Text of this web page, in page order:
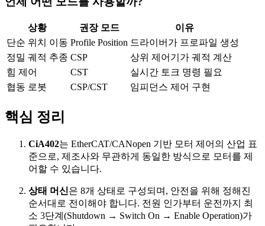
상황 권장 모드
이유
단순 위치 이동 Profile Position 드라이버가 프로파일 생성
정밀 궤적 추종 CSP
상위 제어기가 궤적 계산
힘 제어
CST
실시간 토크 명령 필요
협동 로봇
CSP/CST 임피던스 제어 구현
핵심 정리
CiA402는 EtherCAT/CANopen 기반 모터 제어의 산업 표
준으로, 제조사와 무관하게 동일한 방식으로 모터를 제
어할 수 있습니다.
상태 머신은 8개 상태로 구성되며, 안전을 위해 정해진
순서대로 전이해야 합니다. 전원 인가부터 운전까지 최
소 3단계(Shutdown → Switch On → Enable Operation)가